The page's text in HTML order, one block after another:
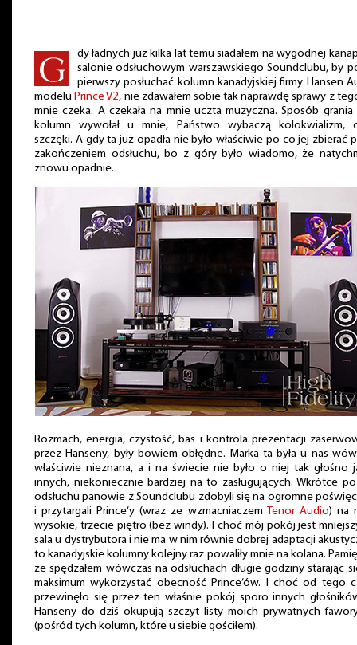
dy ładnych już kilka lat temu siadałem na wygodnej
salonie odsłuchowym warszawskiego Soundclubu, by
pierwszy posłuchać kolumn kanadyjskiej firmy Hansen
modelu Prince V2, nie zdawałem sobie tak naprawdę sprawy z
mnie czeka. A czekała na mnie uczta muzyczna. Sposób
kolumn wywołał u mnie, Państwo wybaczą kolokwializm,
szczęki. A gdy ta już opadła nie było właściwie po co jej zbierać
zakończeniem odsłuchu, bo z góry było wiadomo, że
znowu opadnie.
Rozmach, energia, czystość, bas i kontrola prezentacji
przez Hanseny, były bowiem obłędne. Marka ta była u nas
właściwie nieznana, a i na świecie nie było o niej tak głośno
innych, niekoniecznie bardziej na to zasługujących. Wkrótce
odsłuchu panowie z Soundclubu zdobyli się na ogromne
i przytargali Prince’y (wraz ze wzmacniaczem
Tenor Audio) na
wysokie, trzecie piętro (bez windy). I choć mój pokój jest
sala u dystrybutora i nie ma w nim równie dobrej adaptacji
to kanadyjskie kolumny kolejny raz powaliły mnie na kolana.
że spędzałem wówczas na odsłuchach długie godziny starając
maksimum wykorzystać obecność Prince’ów. I choć od tego
przewinęło się przez ten właśnie pokój sporo innych
Hanseny do dziś okupują szczyt listy moich prywatnych
(pośród tych kolumn, które u siebie gościłem).